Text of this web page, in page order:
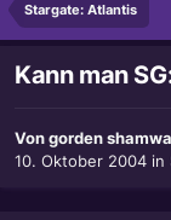
Stargate: Atlantis
Kann man
Vongorden
10. Oktober 2004 in